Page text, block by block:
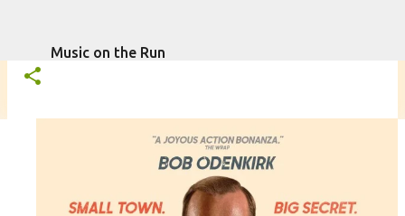
Music on the Run